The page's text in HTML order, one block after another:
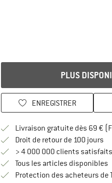
PLUS
ENREGISTRER
Livraison gratuite dès 69 €
Droit de retour de 100 jours
> 4 000 000 clients satisfaits
Tous les articles disponibles
Protection des acheteurs de